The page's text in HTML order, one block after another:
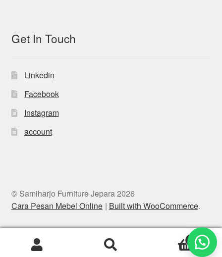
Get In Touch
Linkedin
Facebook
Instagram
account
© Samiharjo Furniture Jepara 2026
Cara Pesan Mebel Online
Built with WooCommerce.